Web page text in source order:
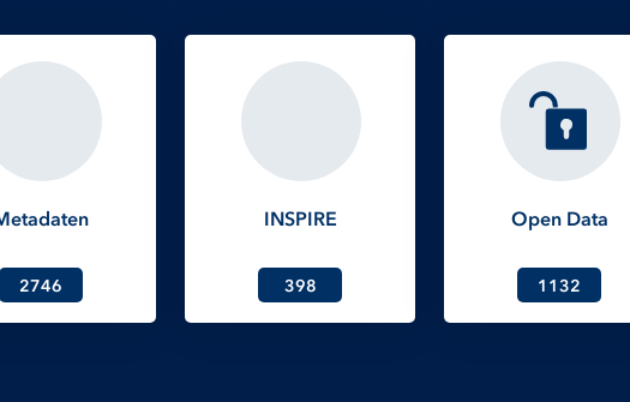
2746
INSPIRE
398
Open Data
1132